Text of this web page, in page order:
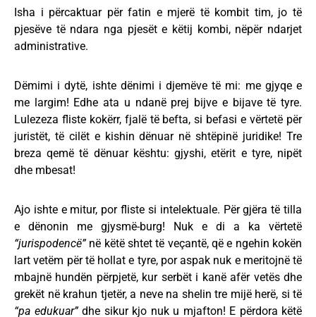
Isha i përcaktuar për fatin e mjerë të kombit tim, jo të
pjesëve të ndara nga pjesët e këtij kombi, nëpër ndarjet
administrative.
Dëmimi i dytë, ishte dënimi i djemëve të mi: me gjyqe e
me largim! Edhe ata u ndanë prej bijve e bijave të tyre.
Lulezeza fliste kokërr, fjalë të befta, si befasi e vërtetë për
juristët, të cilët e kishin dënuar në shtëpinë juridike! Tre
breza qemë të dënuar kështu: gjyshi, etërit e tyre, nipët
dhe mbesat!
Ajo ishte e mitur, por fliste si intelektuale. Për gjëra të tilla
e dënonin me gjysmë-burg! Nuk e di a ka vërtetë
“jurispodencë”në këtë shtet të veçantë, që e ngehin kokën
lart vetëm për të hollat e tyre, por aspak nuk e meritojnë të
mbajnë hundën përpjetë, kur serbët i kanë afër vetës dhe
grekët në krahun tjetër, a neve na shelin tre mijë herë, si të
“pa edukuar”dhe sikur kjo nuk u mjafton! E përdora këtë